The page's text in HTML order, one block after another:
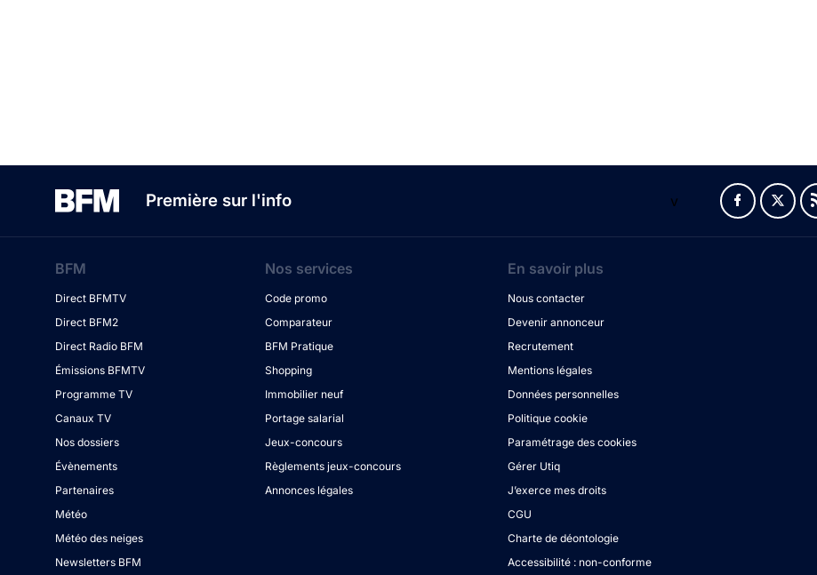
Première sur l'info v
BFM
Direct BFMTV
Direct BFM2
Direct Radio BFM
Émissions BFMTV
Programme TV
Canaux TV
Nos dossiers
Évènements
Partenaires
Météo
Météo des neiges
Newsletters BFM
Nos services
Code promo
Comparateur
BFM Pratique
Shopping
Immobilier neuf
Portage salarial
Jeux-concours
Règlements jeux-concours
Annonces légales
En savoir plus
Nous contacter
Devenir annonceur
Recrutement
Mentions légales
Données personnelles
Politique cookie
Paramétrage des cookies
Gérer Utiq
J’exerce mes droits
CGU
Charte de déontologie
Accessibilité : non-conforme